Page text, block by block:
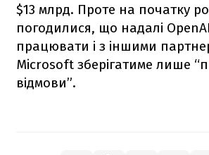
$13 млрд. Проте на початку
погодилися, що надалі
працювати і з іншими
Microsoft зберігатиме лише
відмови”.